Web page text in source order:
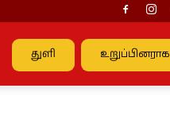
துளி உறுப்பினராக